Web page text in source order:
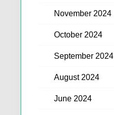
November 2024
October 2024
September 2024
August 2024
June 2024